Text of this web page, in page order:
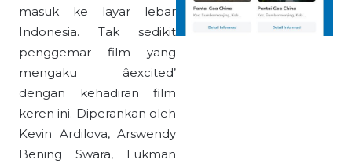
masuk ke layar lebar
Indonesia. Tak sedikit
penggemar film yang
mengaku âexcited’
dengan kehadiran film
keren ini. Diperankan oleh
Kevin Ardilova, Arswendy
Bening Swara, Lukman